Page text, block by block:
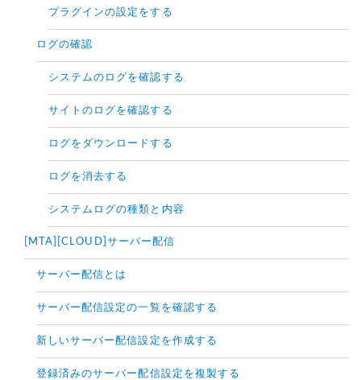
プラグインの設定をする
ログの確認
システムのログを確認する
サイトのログを確認する
ログをダウンロードする
ログを消去する
システムログの種類と内容
[MTA][CLOUD]サーバー配信
サーバー配信とは
サーバー配信設定の一覧を確認する
新しいサーバー配信設定を作成する
登録済みのサーバー配信設定を複製する